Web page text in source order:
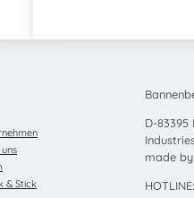
& Stick
D-83395
made by
HOTLINE: